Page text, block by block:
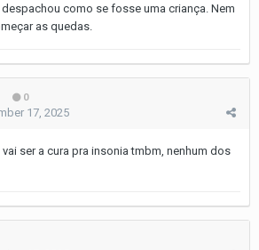
como se fosse uma criança. Nem
as quedas.
0
17, 2025
vai ser a cura pra insonia tmbm, nenhum dos